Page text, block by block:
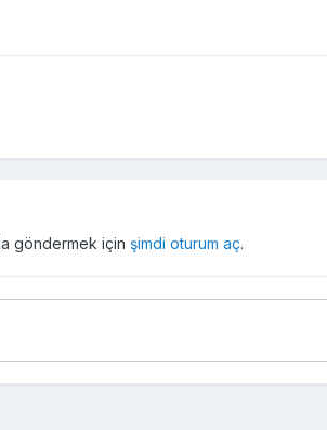
göndermek için şimdi oturum aç.